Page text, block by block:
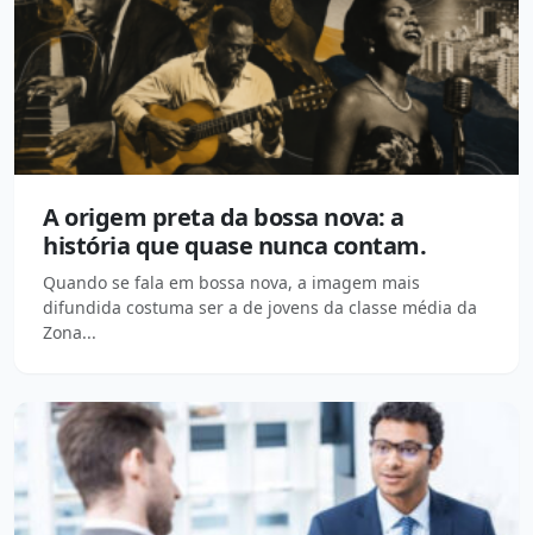
A origem preta da bossa nova: a
história que quase nunca contam.
Quando se fala em bossa nova, a imagem mais
difundida costuma ser a de jovens da classe média da
Zona...